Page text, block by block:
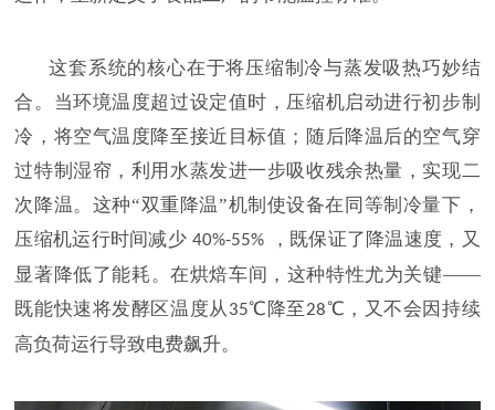
这套系统的核心在于将压缩制冷与蒸发吸热巧妙结
合。当环境温度超过设定值时，压缩机启动进行初步制
冷，将空气温度降至接近目标值；随后降温后的空气穿
过特制湿帘，利用水蒸发进一步吸收残余热量，实现二
次降温。这种“双重降温”机制使设备在同等制冷量下，
压缩机运行时间减少 40%-55%
，既保证了降温速度，又
显著降低了能耗。在烘焙车间，这种特性尤为关键——
既能快速将发酵区温度从35℃降至28℃，又不会因持续
高负荷运行导致电费飙升。